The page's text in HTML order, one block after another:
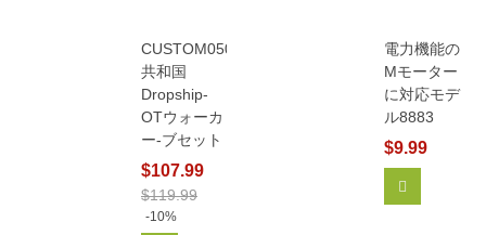
CUSTOM05053
共和国
Dropship-
OTウォーカ
ー-ブセット
$107.99
$119.99
-10%
電力機能の
Mモーター
に対応モデ
ル8883
$9.99